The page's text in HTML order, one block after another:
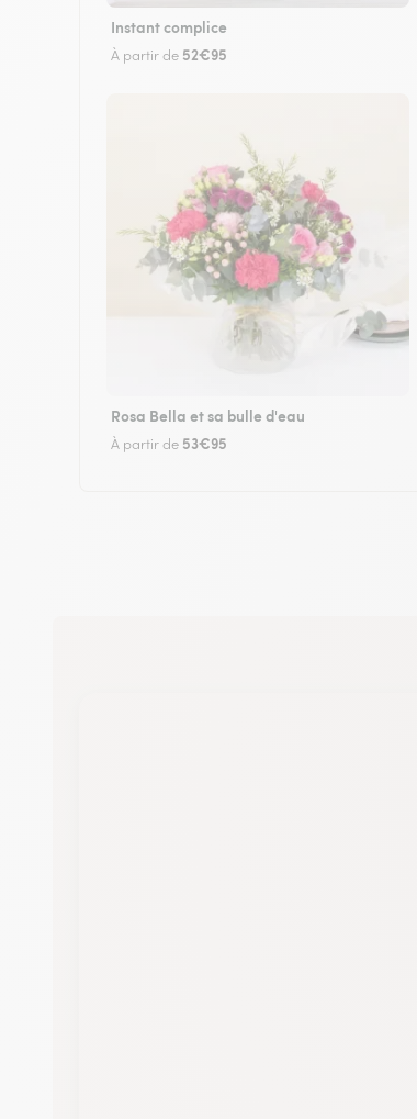
Instant complice
À partir de 52€95
Rosa Bella et sa bulle d'eau
À partir de 53€95